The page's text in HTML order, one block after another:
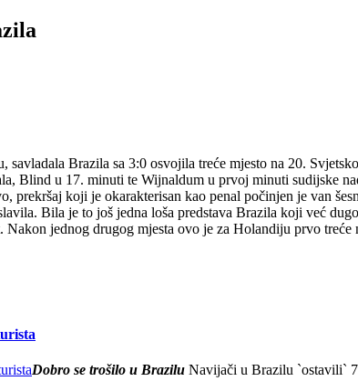
savladala Brazila sa 3:0 osvojila treće mjesto na 20.
Blind u 17. minuti te Wijnaldum u prvoj minuti sudijske
prekršaj koji je okarakterisan kao penal počinjen je van
Bila je to još jedna loša predstava Brazila koji već
jednog drugog mjesta ovo je za Holandiju prvo treće
Dobro se trošilo u Brazilu Navijači u Brazilu `ostavili`